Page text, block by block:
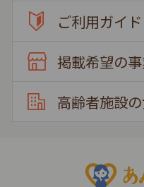
ご利用ガイド
掲載希望の
高齢者施設